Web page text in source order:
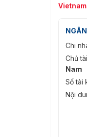
Chi
Chủ
Nam
Số tài
Nội